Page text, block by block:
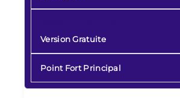
Version Gratuite
Point Fort Principal